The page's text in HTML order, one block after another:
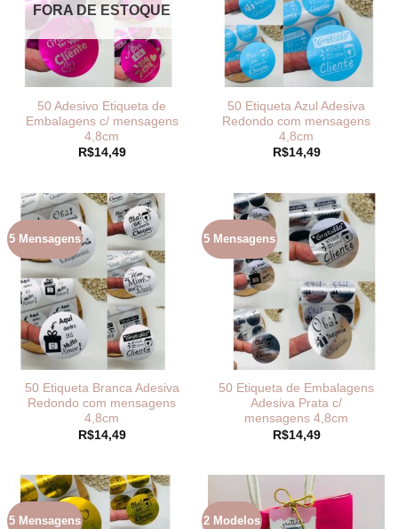
FORA DE ESTOQUE
50 Adesivo Etiqueta de
Embalagens c/ mensagens
4,8cm
R$14,49
50 Etiqueta Azul Adesiva
Redondo com mensagens
4,8cm
R$14,49
5 Mensagens
50 Etiqueta Branca Adesiva
Redondo com mensagens
4,8cm
R$14,49
5 Mensagens
50 Etiqueta de Embalagens
Adesiva Prata c/
mensagens 4,8cm
R$14,49
5 Mensagens 2 Modelos